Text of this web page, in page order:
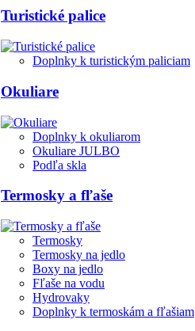
Turistické palice
Doplnky k turistickým paliciam
Okuliare
Doplnky k okuliarom
Okuliare JULBO
Podľa skla
Termosky a fľaše
Termosky
Termosky na jedlo
Boxy na jedlo
Fľaše na vodu
Hydrovaky
Doplnky k termoskám a fľašiam